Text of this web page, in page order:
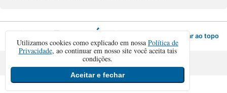
Voltar ao topo
Utilizamos cookies como explicado em nossa Política de
Privacidade, ao continuar em nosso site você aceita tais
condições.
Aceitar e fechar
Sair da versão mobile